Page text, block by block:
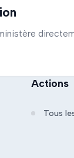
Actions
Tous